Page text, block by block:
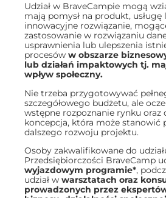
Udział w BraveCampie mogą
mają pomysł na produkt, usługę
innowacyjne rozwiązanie,
zastosowanie w rozwiązaniu
usprawnienia lub ulepszenia
procesów w obszarze
lub działań impaktowych tj.
wpływ społeczny.
Nie trzeba przygotowywać
szczegółowego budżetu, ale
wstępne rozpoznanie rynku oraz
koncepcja, która może stanowić
dalszego rozwoju projektu.
Osoby zakwalifikowane do
Przedsiębiorczości BraveCamp
wyjazdowym programie*,
udział w warsztatach oraz
prowadzonych przez